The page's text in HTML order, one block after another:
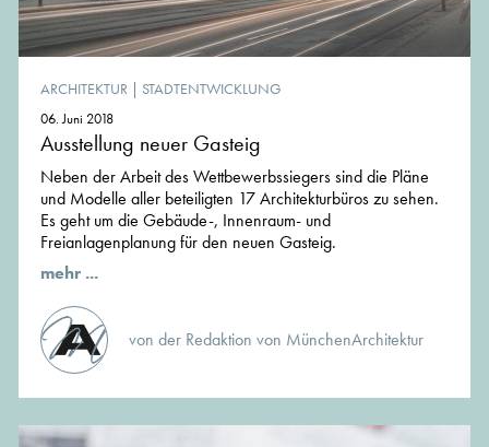
ARCHITEKTUR | STADTENTWICKLUNG
06. Juni 2018
Ausstellung neuer Gasteig
Neben der Arbeit des Wettbewerbssiegers sind die Pläne
und Modelle aller beteiligten 17 Architekturbüros zu sehen.
Es geht um die Gebäude-, Innenraum- und
Freianlagenplanung für den neuen Gasteig.
mehr ...
von der Redaktion von MünchenArchitektur